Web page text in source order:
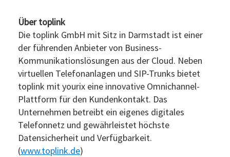
Über toplink
Die toplink GmbH mit Sitz in Darmstadt ist einer
der führenden Anbieter von Business-
Kommunikationslösungen aus der Cloud. Neben
virtuellen Telefonanlagen und SIP-Trunks bietet
toplink mit yourix eine innovative Omnichannel-
Plattform für den Kundenkontakt. Das
Unternehmen betreibt ein eigenes digitales
Telefonnetz und gewährleistet höchste
Datensicherheit und Verfügbarkeit.
(www.toplink.de)